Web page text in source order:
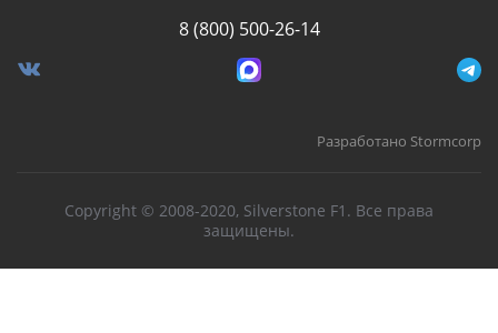
8 (800) 500-26-14
Разработано Stormcorp
Copyright © 2008-2020, Silverstone F1. Все права
защищены.